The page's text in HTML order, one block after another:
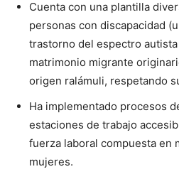
Cuenta con una plantilla
personas con discapacidad
trastorno del espectro
matrimonio migrante
origen ralámuli, respetando
Ha implementado procesos
estaciones de trabajo
fuerza laboral compuesta en
mujeres.